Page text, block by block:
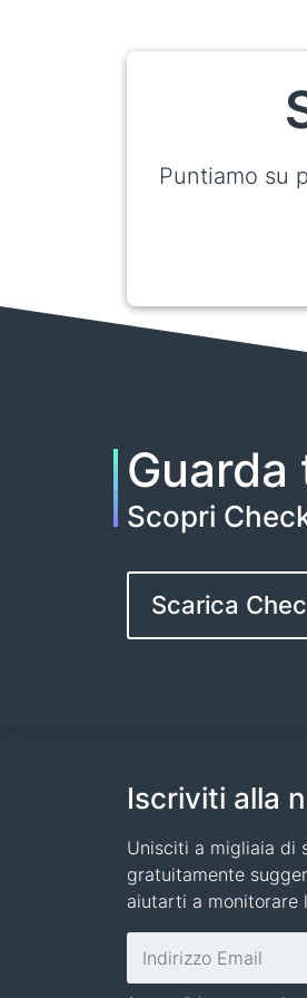
Puntiamo su
Scopri
Scarica
Iscriviti alla
Unisciti a migliaia di
gratuitamente
aiutarti a monitorare